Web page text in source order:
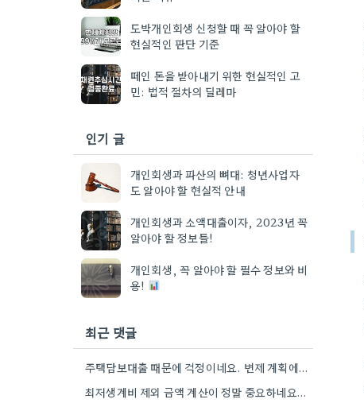
도박개인회생 신청할 때 꼭 알아야 할
현실적인 판단 기준
떼인 돈을 받아내기 위한 현실적인 고
민: 법적 절차의 딜레마
인기 글
개인회생과 파산의 뼈대: 청년사업자
도 알아야 할 현실적 안내
개인회생과 소액대출이자, 2023년 꼭
알아야 할 정보들!
개인회생, 꼭 알아야 할 필수 정보와 비
용!
최근 댓글
주택담보대출 때문에 걱정이네요. 변제 계획에 담보권 처리 부분을 꼼꼼히 확인하는 게 중요하겠어요.
최저생계비 제외 금액 계산이 정말 중요하네요. 제가 상담받을 때도 꼼꼼하게 짚어주지 않으면 낭패날 수 있을…